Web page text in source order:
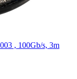
, 100Gb/s, 3m